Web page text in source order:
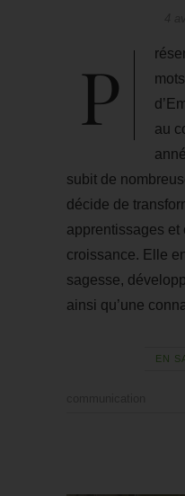
Présentez-vous en quelques
au
subit de
décide de
apprentissages et
croissance. Elle
sagesse,
ainsi qu’une
EN